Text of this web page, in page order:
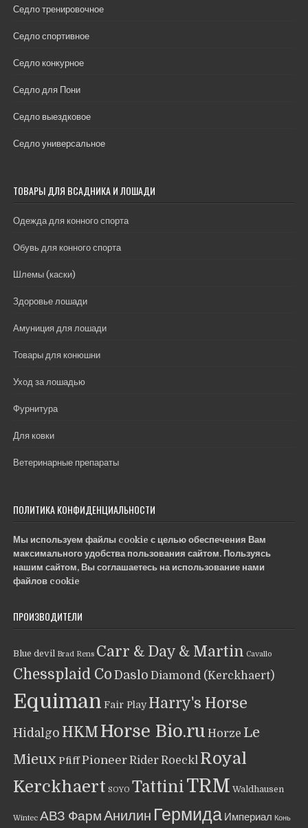
Седло тренировочное
Седло спортивное
Седло конкурное
Седло для Пони
Седло выездковое
Седло универсальное
ТОВАРЫ ДЛЯ ВСАДНИКА И ЛОШАДИ
Одежда для конного спорта
Обувь для конного спорта
Шлемы (каски)
Здоровье лошади
Амуниция для лошади
Товары для конюшни
Уход за лошадью
Фурнитура
Для ковки
Ветеринарные препараты
ПОЛИТИКА КОНФИДЕНЦИАЛЬНОСТИ
Мы используем файлы cookie с целью обеспечения Вам
максимального удобства пользования сайтом. Пользуясь
нашим сайтом, Вы соглашаетесь на использование нами
файлов cookie
ПРОИЗВОДИТЕЛИ
Blue devil Brad Rens Carr & Day & Martin Cavallo
Chessplaid CoDaslo Diamond (Kerckhaert)
Equiman Fair Play Harry's Horse
Hidalgo HKM Horse Bio.ru Horze Le
Mieux PfiffPioneerRiderRoeckl Royal
Kerckhaert SOYO TattiniTRM Waldhausen
Wintec АВЗ ФармАнилин Гермида Империал Конь